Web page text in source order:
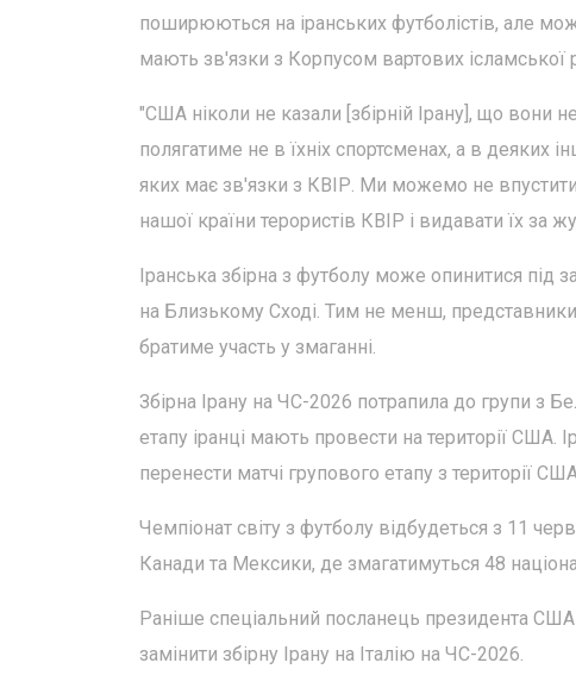
поширюються на іранських футболістів, але
мають зв'язки з Корпусом вартових ісламської
"США ніколи не казали [збірній Ірану], що вони
полягатиме не в їхніх спортсменах, а в деяких
яких має зв'язки з КВІР. Ми можемо не
нашої країни терористів КВІР і видавати їх за
Іранська збірна з футболу може опинитися під
на Близькому Сході. Тим не менш,
братиме участь у змаганні.
Збірна Ірану на ЧС-2026 потрапила до групи з
етапу іранці мають провести на території
перенести матчі групового етапу з території
Чемпіонат світу з футболу відбудеться з 11
Канади та Мексики, де змагатимуться 48
Раніше спеціальний посланець президента
замінити збірну Ірану на Італію на ЧС-2026.